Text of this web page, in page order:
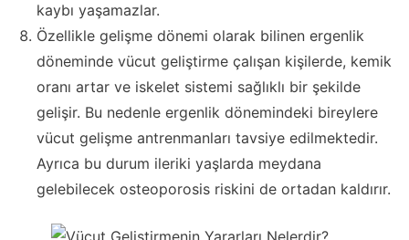
kaybı yaşamazlar.
Özellikle gelişme dönemi olarak bilinen ergenlik
döneminde vücut geliştirme çalışan kişilerde, kemik
oranı artar ve iskelet sistemi sağlıklı bir şekilde
gelişir. Bu nedenle ergenlik dönemindeki bireylere
vücut gelişme antrenmanları tavsiye edilmektedir.
Ayrıca bu durum ileriki yaşlarda meydana
gelebilecek osteoporosis riskini de ortadan kaldırır.